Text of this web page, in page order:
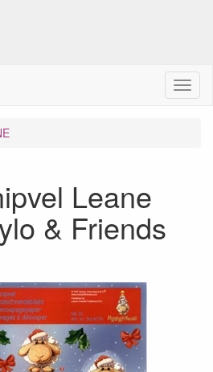
M
e
Leane
& Friends